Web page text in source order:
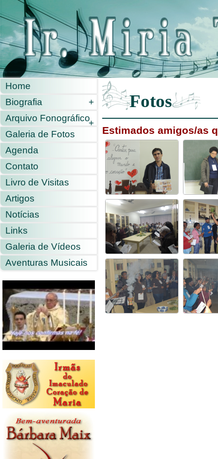
Home
Biografia
+
Arquivo Fonográfico+
Galeria de Fotos
Agenda
Contato
Livro de Visitas
Artigos
Notícias
Links
Galeria de Vídeos
Aventuras Musicais
Fotos
Estimados amigos/as